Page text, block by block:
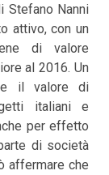
Stefano Nanni
attivo, con un
di valore
al 2016. Un
e il valore di
italiani e
per effetto
di società
affermare che